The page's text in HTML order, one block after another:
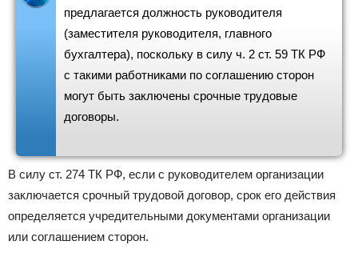
предлагается должность руководителя
(заместителя руководителя, главного
бухгалтера), поскольку в силу ч. 2 ст. 59 ТК РФ
с такими работниками по соглашению сторон
могут быть заключены срочные трудовые
договоры.
В силу ст. 274 ТК РФ, если с руководителем организации
заключается срочный трудовой договор, срок его действия
определяется учредительными документами организации
или соглашением сторон.